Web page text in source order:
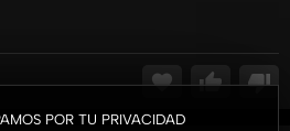
POR TU PRIVACIDAD